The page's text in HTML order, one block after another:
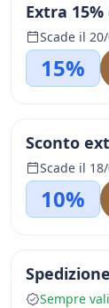
Extra
Scade il
15%
Sconto
Scade il
10%
Sempre